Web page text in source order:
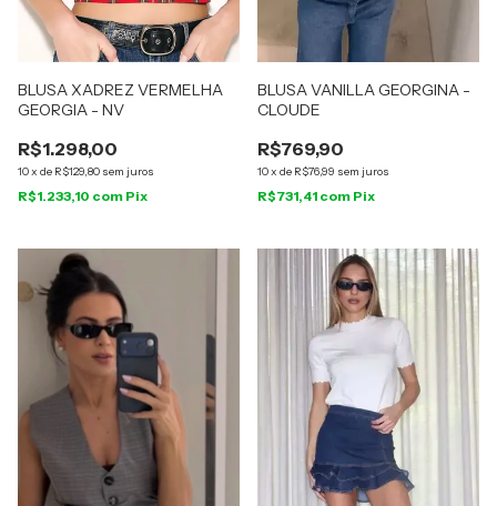
BLUSA XADREZ VERMELHA
GEORGIA - NV
R$1.298,00
10x de R$129,80 sem juros
R$1.233,10 com Pix
BLUSA VANILLA GEORGINA -
CLOUDE
R$769,90
10x de R$76,99 sem juros
R$731,41 com Pix